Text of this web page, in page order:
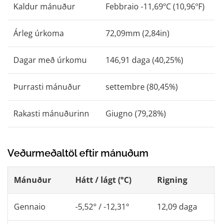
Kaldur mánuður Febbraio -11,69ºC (10,96ºF)
Árleg úrkoma 72,09mm (2,84in)
Dagar með úrkomu 146,91 daga (40,25%)
Þurrasti mánuður settembre (80,45%)
Rakasti mánuðurinn Giugno (79,28%)
Veðurmeðaltöl eftir mánuðum
Mánuður Hátt / lágt (°C) Rigning
Gennaio -5,52° / -12,31° 12,09 daga